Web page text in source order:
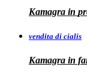
Kamagra in
vendita di cialis
Kamagra in